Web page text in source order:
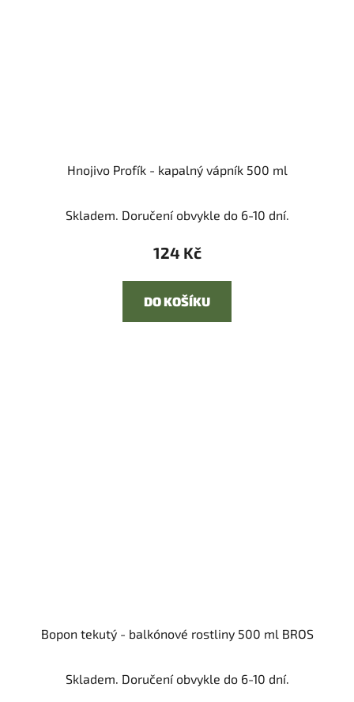
Hnojivo Profík - kapalný vápník 500 ml
Skladem. Doručení obvykle do 6-10 dní.
124 Kč
DO KOŠÍKU
Bopon tekutý - balkónové rostliny 500 ml BROS
Skladem. Doručení obvykle do 6-10 dní.